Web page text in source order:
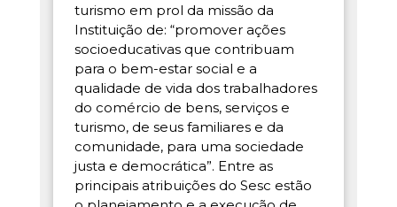
turismo em prol da missão da
Instituição de: “promover ações
socioeducativas que contribuam
para o bem-estar social e a
qualidade de vida dos trabalhadores
do comércio de bens, serviços e
turismo, de seus familiares e da
comunidade, para uma sociedade
justa e democrática”. Entre as
principais atribuições do Sesc estão